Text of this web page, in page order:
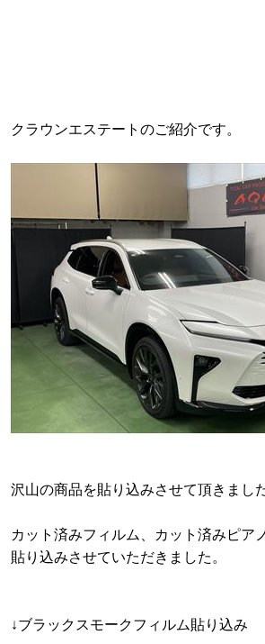
クラウンエステートのご紹介です。
沢山の商品を貼り込みさせて頂きました
カット済みフィルム、カット済みピア
貼り込みさせていただきました。
↓ブラックスモークフィルム貼り込み